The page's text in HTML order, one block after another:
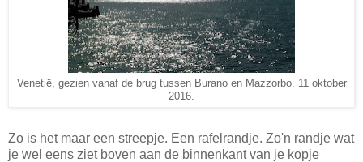
Venetië, gezien vanaf de brug tussen Burano en Mazzorbo. 11 oktober
2016.
Zo is het maar een streepje. Een rafelrandje. Zo'n randje wat
je wel eens ziet boven aan de binnenkant van je kopje